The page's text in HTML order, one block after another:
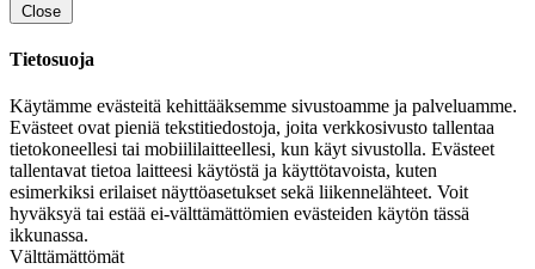
Close
Tietosuoja
Käytämme evästeitä kehittääksemme sivustoamme ja palveluamme.
Evästeet ovat pieniä tekstitiedostoja, joita verkkosivusto tallentaa
tietokoneellesi tai mobiililaitteellesi, kun käyt sivustolla. Evästeet
tallentavat tietoa laitteesi käytöstä ja käyttötavoista, kuten
esimerkiksi erilaiset näyttöasetukset sekä liikennelähteet. Voit
hyväksyä tai estää ei-välttämättömien evästeiden käytön tässä
ikkunassa.
Välttämättömät